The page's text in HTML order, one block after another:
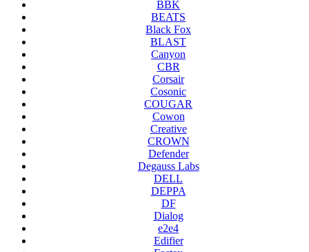
BBK
BEATS
Black Fox
BLAST
Canyon
CBR
Corsair
Cosonic
COUGAR
Cowon
Creative
CROWN
Defender
Degauss Labs
DELL
DEPPA
DF
Dialog
e2e4
Edifier